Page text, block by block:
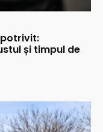
și timpul de